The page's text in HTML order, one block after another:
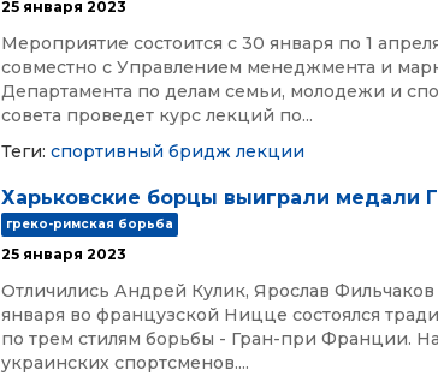
25 января 2023
Мероприятие состоится с 30 января по 1
совместно с Управлением менеджмента и
Департамента по делам семьи, молодежи и
совета проведет курс лекций по...
Теги:спортивный бридж лекции
Харьковские борцы выиграли медали
греко-римская борьба
25 января 2023
Отличились Андрей Кулик, Ярослав
января во французской Ницце состоялся
по трем стилям борьбы - Гран-при Франции.
украинских спортсменов....